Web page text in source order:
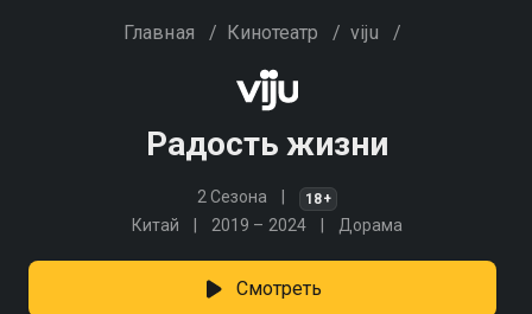
Главная / Кинотеатр / viju /
Радость жизни
2 Сезона 18+
Китай 2019 – 2024 Дорама
Смотреть